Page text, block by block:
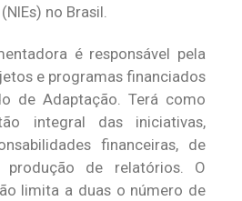
no Brasil.
é responsável pela
e programas financiados
de Adaptação. Terá como
integral das iniciativas,
financeiras, de
produção de relatórios. O
limita a duas o número de